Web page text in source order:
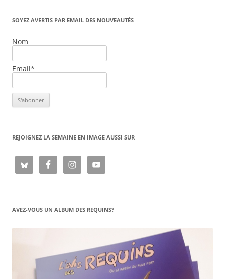
SOYEZ AVERTIS PAR EMAIL DES NOUVEAUTÉS
Nom
Email*
REJOIGNEZ LA SEMAINE EN IMAGE AUSSI SUR
AVEZ-VOUS UN ALBUM DES REQUINS?